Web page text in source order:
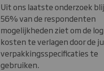
Uit ons laatste onderzoek
56% van de respondenten
mogelijkheden ziet om de
kosten te verlagen door de
verpakkingsspecificaties te
gebruiken.